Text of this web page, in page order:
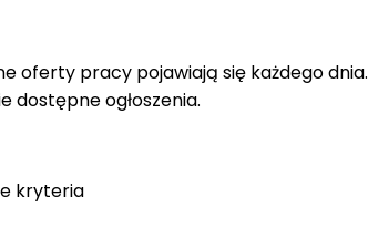
oferty pracy pojawiają się każdego dnia.
dostępne ogłoszenia.
kryteria